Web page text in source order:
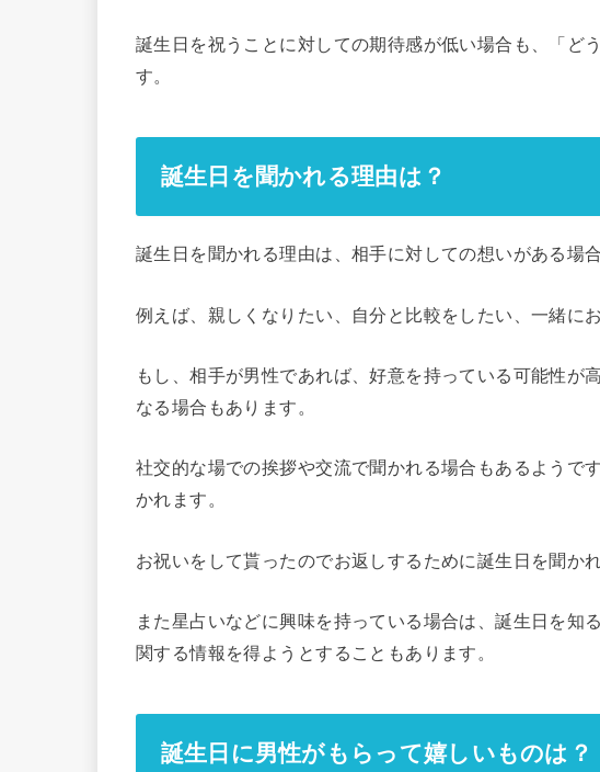
誕生日を祝うことに対しての期待感が低い場合も、「ど
す。
誕生日を聞かれる理由は？
誕生日を聞かれる理由は、相手に対しての想いがある場
例えば、親しくなりたい、自分と比較をしたい、一緒に
もし、相手が男性であれば、好意を持っている可能性が
なる場合もあります。
社交的な場での挨拶や交流で聞かれる場合もあるようで
かれます。
お祝いをして貰ったのでお返しするために誕生日を聞か
また星占いなどに興味を持っている場合は、誕生日を知
関する情報を得ようとすることもあります。
誕生日に男性がもらって嬉しいものは？